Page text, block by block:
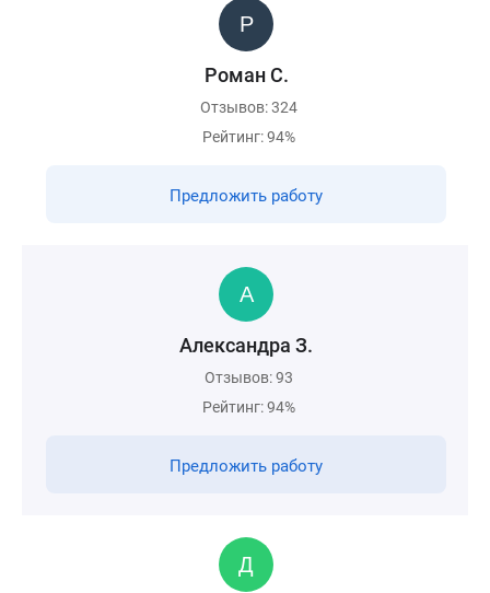
Роман С.
Отзывов: 324
Рейтинг: 94%
Предложить работу
Александра З.
Отзывов: 93
Рейтинг: 94%
Предложить работу